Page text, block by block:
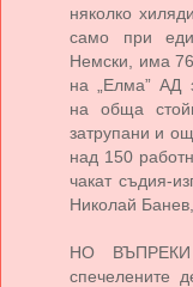
няколко
само при
Немски, има
на „Елма” АД
на обща
затрупани и
над 150
чакат съдия-
Николай
НО ВЪПРЕКИ
спечелените